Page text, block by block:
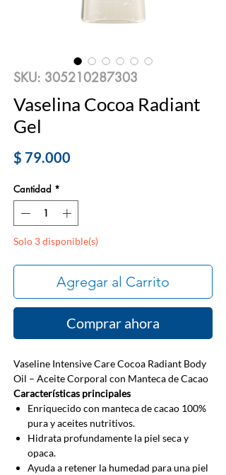
SKU: 305210287303
Vaselina Cocoa Radiant
Gel
$ 79.000
Cantidad *
Solo 3 disponible(s)
Agregar al Carrito
Comprar ahora
Vaseline Intensive Care Cocoa Radiant Body
Oil – Aceite Corporal con Manteca de Cacao
Características principales
Enriquecido con manteca de cacao 100%
pura y aceites nutritivos.
Hidrata profundamente la piel seca y
opaca.
Ayuda a retener la humedad para una piel